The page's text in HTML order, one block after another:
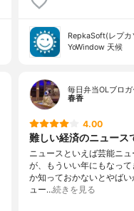
RepkaSoft(レプカ
YoWindow 天候
毎日弁当OLブロガ
春香
4.00
難しい経済のニュース
ニュースといえば芸能ニ
が、もういい年にもなっ
か知っておかないとやば
ュー…続きを見る